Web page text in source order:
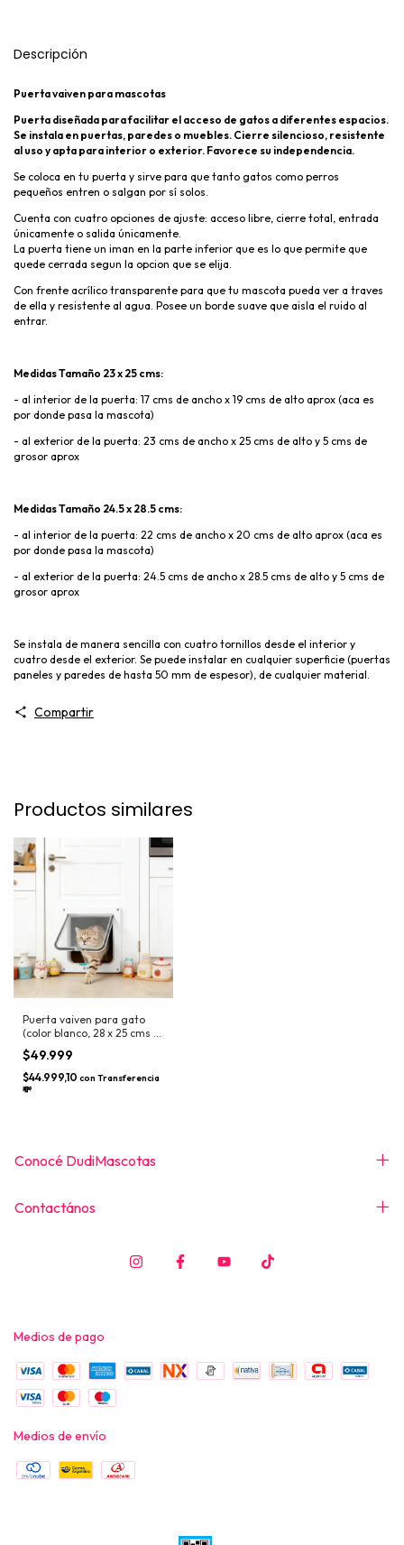
Descripción
Puerta vaiven para mascotas
Puerta diseñada para facilitar el acceso de gatos a diferentes espacios.
Se instala en puertas, paredes o muebles. Cierre silencioso, resistente
al uso y apta para interior o exterior. Favorece su independencia.
Se coloca en tu puerta y sirve para que tanto gatos como perros
pequeños entren o salgan por sí solos.
Cuenta con cuatro opciones de ajuste: acceso libre, cierre total, entrada
únicamente o salida únicamente.
La puerta tiene un iman en la parte inferior que es lo que permite que
quede cerrada segun la opcion que se elija.
Con frente acrílico transparente para que tu mascota pueda ver a traves
de ella y resistente al agua. Posee un borde suave que aisla el ruido al
entrar.
Medidas Tamaño 23 x 25 cms:
- al interior de la puerta: 17 cms de ancho x 19 cms de alto aprox (aca es
por donde pasa la mascota)
- al exterior de la puerta: 23 cms de ancho x 25 cms de alto y 5 cms de
grosor aprox
Medidas Tamaño 24.5 x 28.5 cms:
- al interior de la puerta: 22 cms de ancho x 20 cms de alto aprox (aca es
por donde pasa la mascota)
- al exterior de la puerta: 24.5 cms de ancho x 28.5 cms de alto y 5 cms de
grosor aprox
Se instala de manera sencilla con cuatro tornillos desde el interior y
cuatro desde el exterior. Se puede instalar en cualquier superficie (puertas
paneles y paredes de hasta 50 mm de espesor), de cualquier material.
Compartir
Productos similares
Puerta vaiven para gato
(color blanco, 28 x 25 cms +
2 cms de ancho aprox)
$49.999
$44.999,10 con Transferencia
💸
Conocé DudiMascotas
Contactános
Medios de pago
Medios de envío